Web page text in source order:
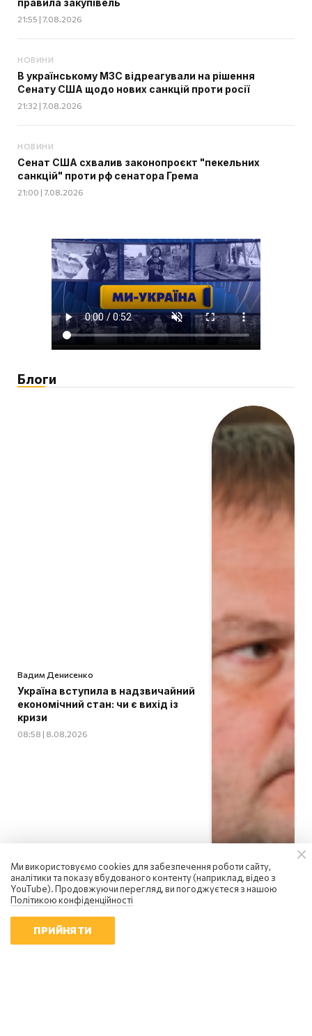
21:55 | 7.08.2026
НОВИНИ
В українському МЗС відреагували на рішення
Сенату США щодо нових санкцій проти росії
21:32 | 7.08.2026
НОВИНИ
Сенат США схвалив законопроєкт "пекельних
санкцій" проти рф сенатора Грема
21:00 | 7.08.2026
Блоги
Вадим Денисенко
Україна вступила в надзвичайний
економічний стан: чи є вихід із
кризи
08:58 | 8.08.2026
Ми використовуємо cookies для забезпечення роботи сайту,
аналітики та показу вбудованого контенту (наприклад, відео з
YouTube). Продовжуючи перегляд, ви погоджуєтеся з нашою
Політикою конфіденційності
ПРИЙНЯТИ